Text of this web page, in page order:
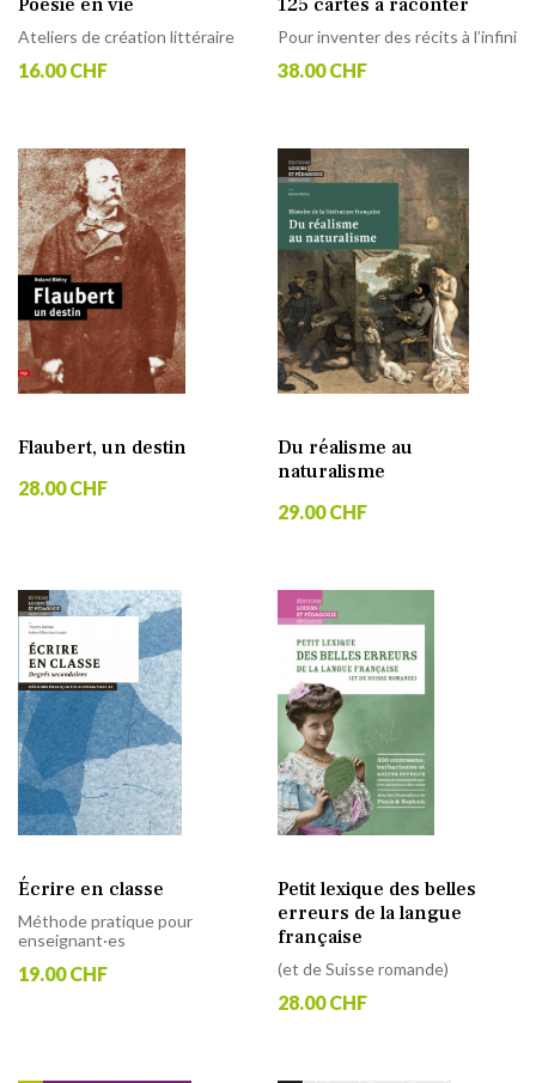
Poésie en vie
Ateliers de création littéraire
16.00 CHF
125 cartes à raconter
Pour inventer des récits à l’infini
38.00 CHF
Flaubert, un destin
28.00 CHF
Du réalisme au
naturalisme
29.00 CHF
Écrire en classe
Méthode pratique pour
enseignant·es
19.00 CHF
Petit lexique des belles
erreurs de la langue
française
(et de Suisse romande)
28.00 CHF